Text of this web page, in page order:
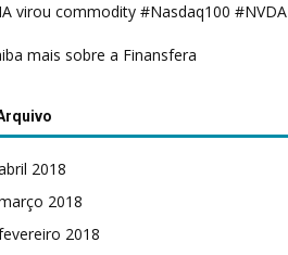
virou commodity #Nasdaq100 #NVDA
mais sobre a Finansfera
2018
2018
2018